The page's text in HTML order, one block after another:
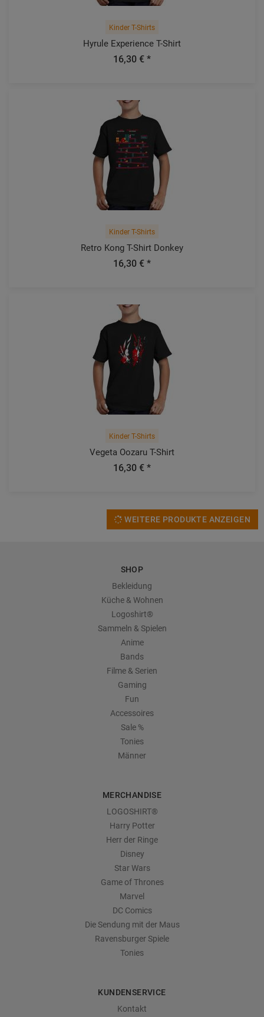
Kinder T-Shirts
Hyrule Experience T-Shirt
16,30 € *
Kinder T-Shirts
Retro Kong T-Shirt Donkey
16,30 € *
Kinder T-Shirts
Vegeta Oozaru T-Shirt
16,30 € *
WEITERE PRODUKTE ANZEIGEN
SHOP
Bekleidung
Küche & Wohnen
Logoshirt®
Sammeln & Spielen
Anime
Bands
Filme & Serien
Gaming
Fun
Accessoires
Sale %
Tonies
Männer
MERCHANDISE
LOGOSHIRT®
Harry Potter
Herr der Ringe
Disney
Star Wars
Game of Thrones
Marvel
DC Comics
Die Sendung mit der Maus
Ravensburger Spiele
Tonies
KUNDENSERVICE
Kontakt